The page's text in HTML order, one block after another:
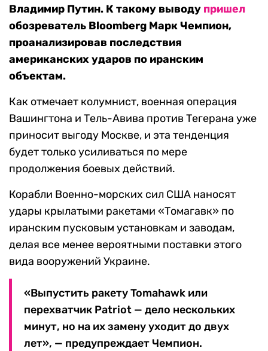
Владимир Путин. К такому выводу пришел
обозреватель Bloomberg Марк Чемпион,
проанализировав последствия
американских ударов по иранским
объектам.
Как отмечает колумнист, военная операция
Вашингтона и Тель-Авива против Тегерана уже
приносит выгоду Москве, и эта тенденция
будет только усиливаться по мере
продолжения боевых действий.
Корабли Военно-морских сил США наносят
удары крылатыми ракетами «Томагавк» по
иранским пусковым установкам и заводам,
делая все менее вероятными поставки этого
вида вооружений Украине.
«Выпустить ракету Tomahawk или
перехватчик Patriot — дело нескольких
минут, но на их замену уходит до двух
лет», — предупреждает Чемпион.